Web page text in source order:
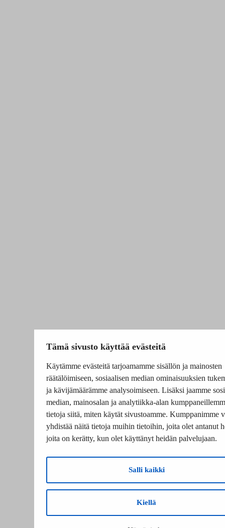
Tämä sivusto käyttää evästeitä
Käytämme evästeitä tarjoamamme sisällön ja mainosten
räätälöimiseen, sosiaalisen median ominaisuuksien
ja kävijämäärämme analysoimiseen. Lisäksi jaamme
median, mainosalan ja analytiikka-alan
tietoja siitä, miten käytät sivustoamme. Kumppanimme
yhdistää näitä tietoja muihin tietoihin, joita olet antanut
joita on kerätty, kun olet käyttänyt heidän palvelujaan.
Salli kaikki
Kiellä